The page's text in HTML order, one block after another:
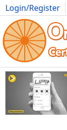
Login/Register
Movies Anime